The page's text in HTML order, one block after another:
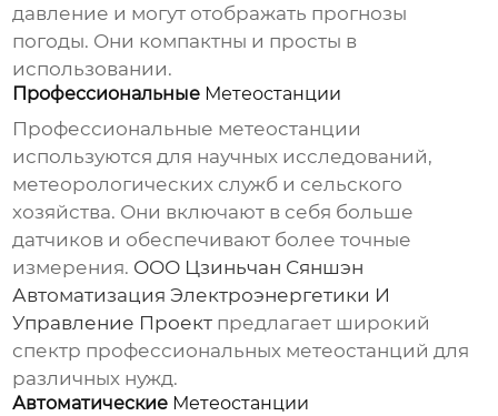
давление и могут отображать прогнозы
погоды. Они компактны и просты в
использовании.
Профессиональные Метеостанции
Профессиональные метеостанции
используются для научных исследований,
метеорологических служб и сельского
хозяйства. Они включают в себя больше
датчиков и обеспечивают более точные
измерения. ООО Цзиньчан Сяншэн
Автоматизация Электроэнергетики И
Управление Проект предлагает широкий
спектр профессиональных метеостанций для
различных нужд.
Автоматические Метеостанции